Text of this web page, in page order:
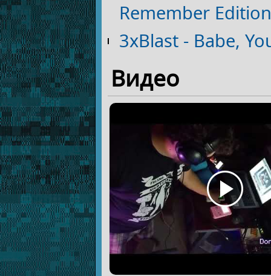
Remember
3xBlast - Babe,
Видео